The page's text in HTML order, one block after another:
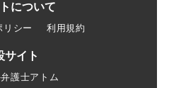
について
リシー 利用規約
サイト
護士アトム